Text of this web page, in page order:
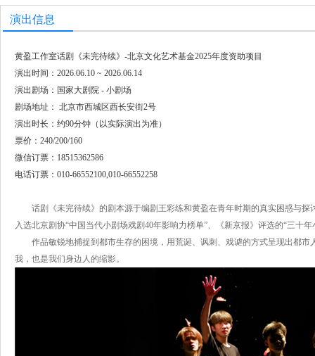
演出信息
黄盈工作室话剧《未完待续》-北京文化艺术基金2025年度资助项目
演出时间：2026.06.10 ~ 2026.06.14
演出剧场：国家大剧院 - 小剧场
剧场地址： 北京市西城区西长安街2号
演出时长：约90分钟（以实际演出为准）
票价：240/200/160
微信订票：18515362586
电话订票：010-66552100,010-66552258
话剧《未完待续》的剧本源于编剧王彩练和黄盈在青年时期的真实困惑与
入选北京剧协“中国当代小剧场戏剧40年影响力榜单”、《新京报》评选的“三十
作品敏锐地捕捉到都市生存的困境，用荒诞、讽刺、戏谑的方式呈现出都
我，也是我们身边人的缩影。